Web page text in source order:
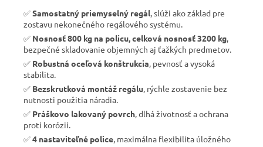
✅Samostatný priemyselný regál , slúži ako základ pre
zostavu nekonečného regálového systému.
✅ Nosnosť 800 kg na policu, celková nosnosť 3200 kg
bezpečné skladovanie objemných aj ťažkých predmetov.
✅ Robustná oceľová konštrukcia , pevnosť a vysoká
stabilita.
✅ Bezskrutková montáž regálu , rýchle zostavenie bez
nutnosti použitia náradia.
✅ Práškovo lakovaný povrch , dlhá životnosť a ochrana
proti korózii.
✅4 nastaviteľné police , maximálna flexibilita úložného